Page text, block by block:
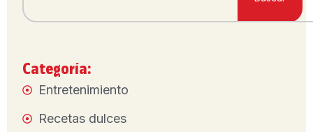
Categoría:
Entretenimiento
Recetas dulces